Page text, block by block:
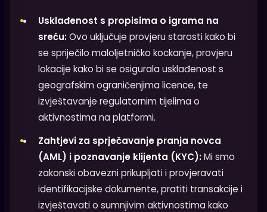
Usklađenost s propisima o igrama na
sreću:Ovo uključuje provjeru starosti kako bi
se spriječilo maloljetničko kockanje, provjeru
lokacije kako bi se osigurala usklađenost s
geografskim ograničenjima licence, te
izvještavanje regulatornim tijelima o
aktivnostima na platformi.
Zahtjevi za sprječavanje pranja novca
(AML) i poznavanje klijenta (KYC):Mi smo
zakonski obavezni prikupljati i provjeravati
identifikacijske dokumente, pratiti transakcije i
izvještavati o sumnjivim aktivnostima kako